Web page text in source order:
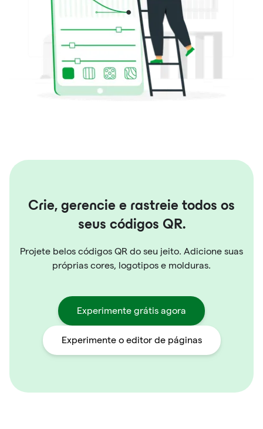
Crie, gerencie e rastreie todos os
seus códigos QR.
Projete belos códigos QR do seu jeito. Adicione suas
próprias cores, logotipos e molduras.
Experimente grátis agora
Experimente o editor de páginas